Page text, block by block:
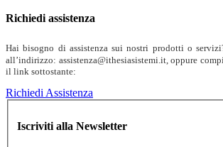
Richiedi assistenza
Hai bisogno di assistenza sui nostri prodotti o
all’indirizzo: assistenza@ithesiasistemi.it, oppure
il link sottostante:
Richiedi Assistenza
Iscriviti alla Newsletter